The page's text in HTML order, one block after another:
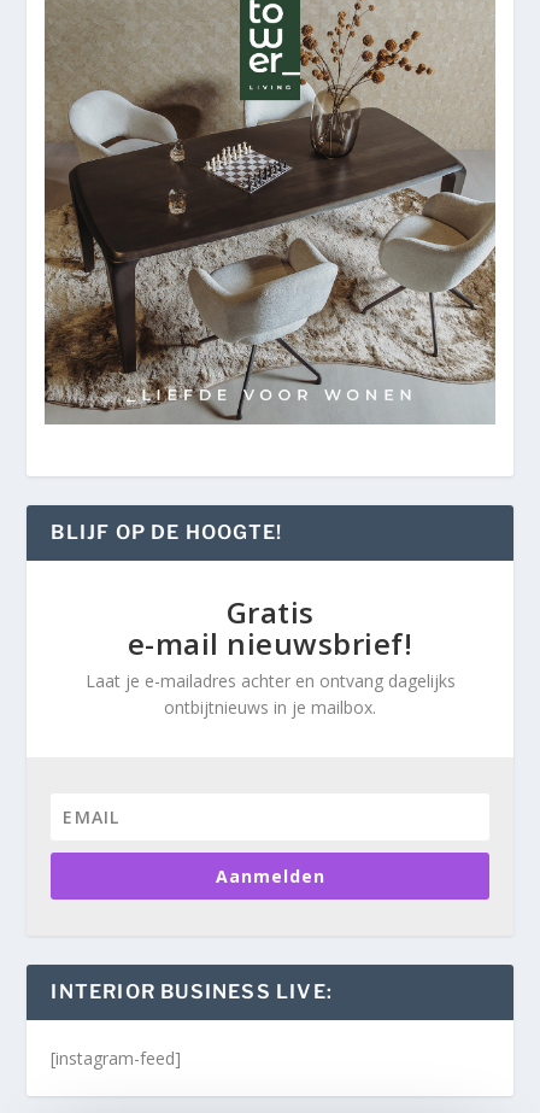
BLIJF OP DE HOOGTE!
Gratis
e-mail nieuwsbrief!
Laat je e-mailadres achter en ontvang dagelijks
ontbijtnieuws in je mailbox.
Aanmelden
INTERIOR BUSINESS LIVE:
[instagram-feed]